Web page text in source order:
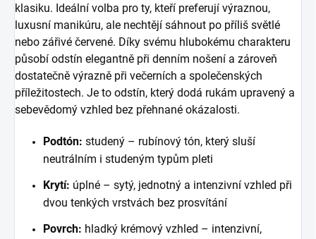
klasiku. Ideální volba pro ty, kteří preferují výraznou,
luxusní manikúru, ale nechtějí sáhnout po příliš světlé
nebo zářivé červené. Díky svému hlubokému charakteru
působí odstín elegantně při denním nošení a zároveň
dostatečně výrazně při večerních a společenských
příležitostech. Je to odstín, který dodá rukám upravený a
sebevědomý vzhled bez přehnané okázalosti.
Podtón: studený – rubínový tón, který sluší
neutrálním i studeným typům pleti
Krytí: úplné – sytý, jednotný a intenzivní vzhled při
dvou tenkých vrstvách bez prosvítání
Povrch: hladký krémový vzhled – intenzivní,